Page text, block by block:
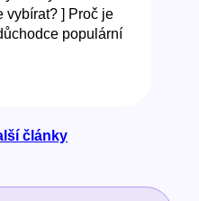
vybírat? ] Proč je
populární
články